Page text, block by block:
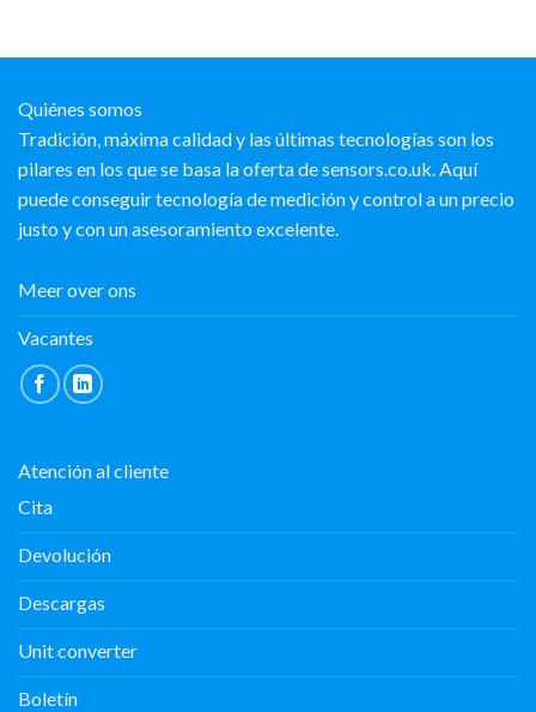
Quiénes somos
Tradición, máxima calidad y las últimas tecnologías son los
pilares en los que se basa la oferta de sensors.co.uk. Aquí
puede conseguir tecnología de medición y control a un precio
justo y con un asesoramiento excelente.
Meer over ons
Vacantes
Atención al cliente
Cita
Devolución
Descargas
Unit converter
Boletín